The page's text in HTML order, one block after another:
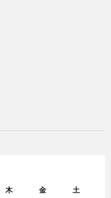
木 金 土